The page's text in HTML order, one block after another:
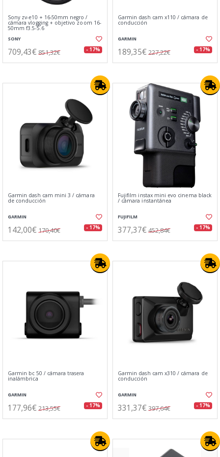
Sony zv-e10 + 16-50mm negro /
cámara vlogging + objetivo zoom 16-
50mm f3.5-5.6
SONY
709,43€ 851,32€ - 17%
Garmin dash cam x110 / cámara de
conducción
GARMIN
189,35€ 227,22€ - 17%
Garmin dash cam mini 3 / cámara
de conducción
GARMIN
142,00€ 170,40€ - 17%
Fujifilm instax mini evo cinema black
/ cámara instantánea
FUJIFILM
377,37€ 452,84€ - 17%
Garmin bc 50 / cámara trasera
inalámbrica
GARMIN
177,96€ 213,55€ - 17%
Garmin dash cam x310 / cámara de
conducción
GARMIN
331,37€ 397,64€ - 17%